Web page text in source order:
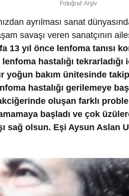
Fotoğraf: Arşiv
ayrılması sanat
savaşı veren sanatçının
13 yıl önce lenfoma tanısı
lenfoma hastalığı
yoğun bakım ünitesinde takip
hastalığı gerilemeye
oluşan farklı
başladı ve çok
sağ olsun. Eşi Aysun Aslan